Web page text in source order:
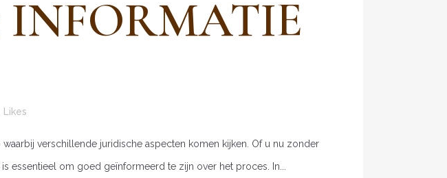
INFORMATIE
Likes
verschillende juridische aspecten komen kijken. Of u nu zonder
essentieel om goed geïnformeerd te zijn over het proces. In...